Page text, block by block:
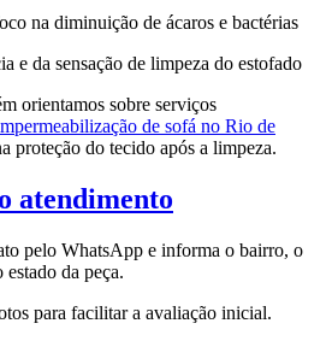
na diminuição de ácaros e bactérias
e da sensação de limpeza do estofado
orientamos sobre serviços
de sofá no Rio de
proteção do tecido após a limpeza.
atendimento
pelo WhatsApp e informa o bairro, o
da peça.
para facilitar a avaliação inicial.